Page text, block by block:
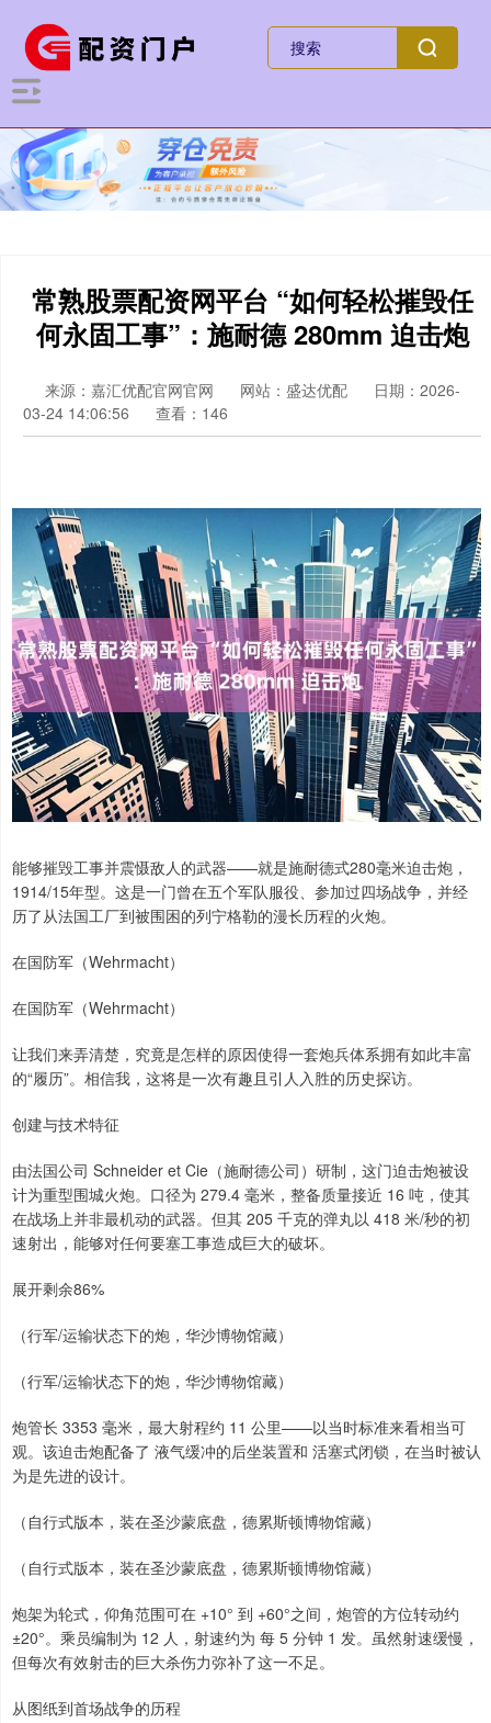
常熟股票配资网平台 “如何轻松摧毁任
何永固工事”：施耐德 280mm 迫击炮
来源：嘉汇优配官网官网 网站：盛达优配
日期：2026-
03-24 14:06:56
查看：146
能够摧毁工事并震慑敌人的武器——就是施耐德式280毫米迫击炮，
1914/15年型。这是一门曾在五个军队服役、参加过四场战争，并经
历了从法国工厂到被围困的列宁格勒的漫长历程的火炮。
在国防军（Wehrmacht）
在国防军（Wehrmacht）
让我们来弄清楚，究竟是怎样的原因使得一套炮兵体系拥有如此丰富
的“履历”。相信我，这将是一次有趣且引人入胜的历史探访。
创建与技术特征
由法国公司 Schneider et Cie（施耐德公司）研制，这门迫击炮被设
计为重型围城火炮。口径为 279.4 毫米，整备质量接近 16 吨，使其
在战场上并非最机动的武器。但其 205 千克的弹丸以 418 米/秒的初
速射出，能够对任何要塞工事造成巨大的破坏。
展开剩余86%
（行军/运输状态下的炮，华沙博物馆藏）
（行军/运输状态下的炮，华沙博物馆藏）
炮管长 3353 毫米，最大射程约 11 公里——以当时标准来看相当可
观。该迫击炮配备了 液气缓冲的后坐装置和 活塞式闭锁，在当时被认
为是先进的设计。
（自行式版本，装在圣沙蒙底盘，德累斯顿博物馆藏）
（自行式版本，装在圣沙蒙底盘，德累斯顿博物馆藏）
炮架为轮式，仰角范围可在 +10° 到 +60°之间，炮管的方位转动约
±20°。乘员编制为 12 人，射速约为 每 5 分钟 1 发。虽然射速缓慢，
但每次有效射击的巨大杀伤力弥补了这一不足。
从图纸到首场战争的历程